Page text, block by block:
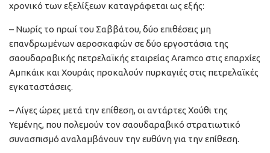
χρονικό των εξελίξεων καταγράφεται ως εξής:
– Νωρίς το πρωί του Σαββάτου, δύο επιθέσεις μη
επανδρωμένων αεροσκαφών σε δύο εργοστάσια της
σαουδαραβικής πετρελαϊκής εταιρείας Aramco στις επαρχίες
Αμπκάικ και Χουράις προκαλούν πυρκαγιές στις πετρελαϊκές
εγκαταστάσεις.
– Λίγες ώρες μετά την επίθεση, οι αντάρτες Χούθι της
Υεμένης, που πολεμούν τον σαουδαραβικό στρατιωτικό
συνασπισμό αναλαμβάνουν την ευθύνη για την επίθεση.